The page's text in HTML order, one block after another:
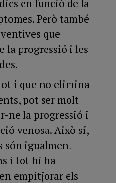
en funció de la
Però també
que
la progressió i les
i que no elimina
pot ser molt
ne la progressió i
venosa. Això sí,
són igualment
i tot hi ha
empitjorar els